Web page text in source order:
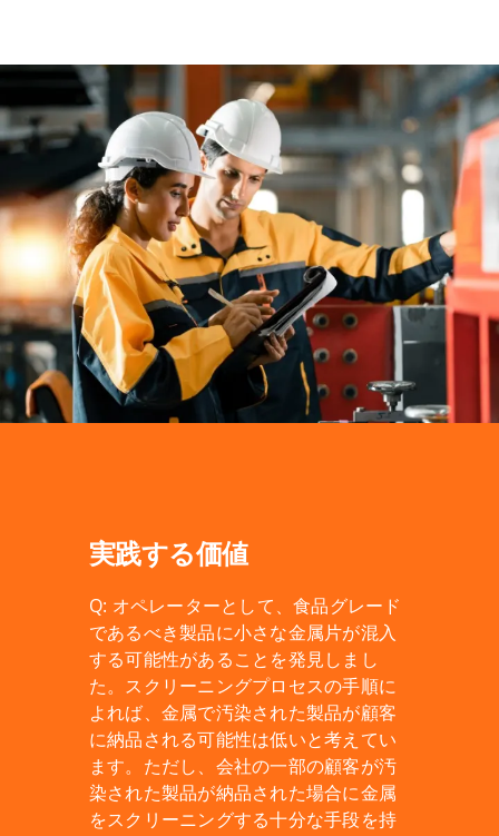
実践する価値
Q: オペレーターとして、食品グレード
であるべき製品に小さな金属片が混入
する可能性があることを発見しまし
た。スクリーニングプロセスの手順に
よれば、金属で汚染された製品が顧客
に納品される可能性は低いと考えてい
ます。ただし、会社の一部の顧客が汚
染された製品が納品された場合に金属
をスクリーニングする十分な手段を持